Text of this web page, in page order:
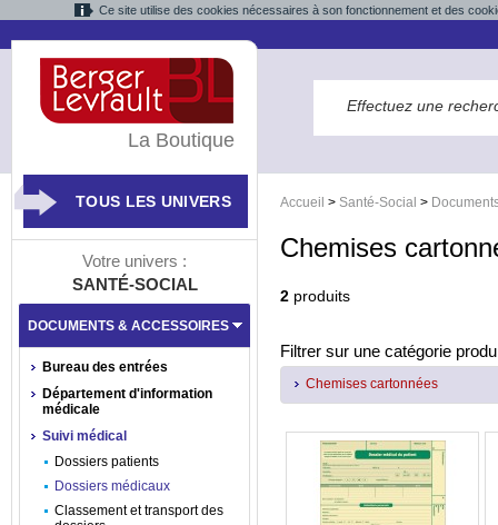
Ce site utilise des cookies nécessaires à son fonctionnement et des
Accueil > Santé-Social >
Chemises
2 produits
Filtrer sur une catégorie
Chemises cartonnées
La Boutique
TOUS LES UNIVERS
Votre univers :
SANTÉ-SOCIAL
DOCUMENTS & ACCESSOIRES
Bureau des entrées
Département d'information
médicale
Suivi médical
Dossiers patients
Dossiers médicaux
Classement et transport des